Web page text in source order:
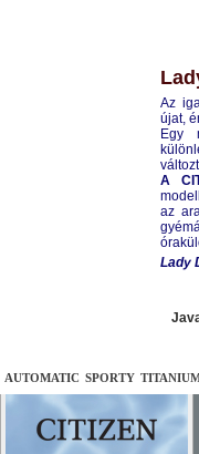
Az
újat,
Egy
A
az
Lady
AUTOMATIC SPORTY